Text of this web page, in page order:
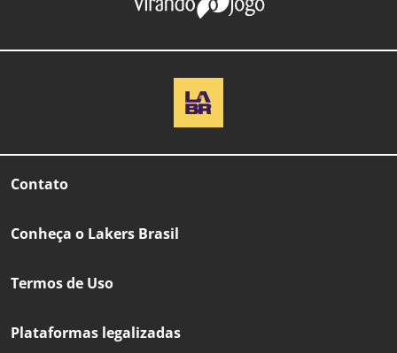
Contato
Conheça o Lakers Brasil
Termos de Uso
Plataformas legalizadas